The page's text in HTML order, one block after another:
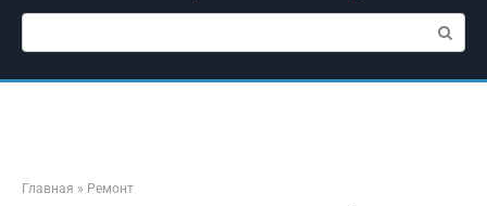
Поиск:
Главная » Ремонт